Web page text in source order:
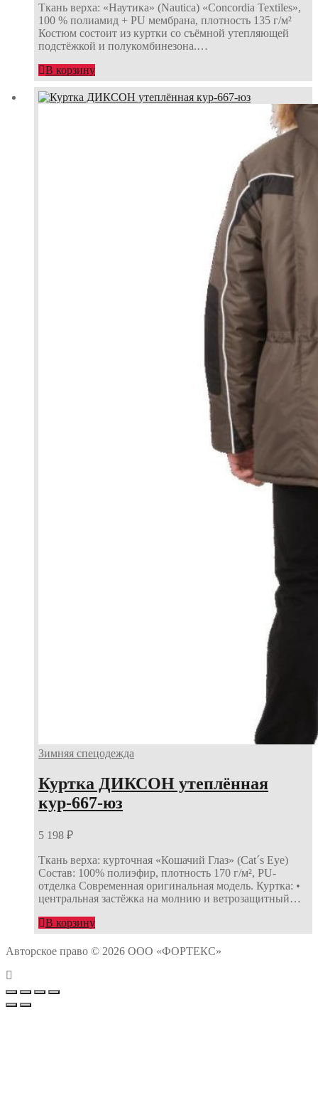
Ткань верха: «Наутика» (Nautica) «Concordia Textiles»,
100 % полиамид + PU мембрана, плотность 135 г/м²
Костюм состоит из куртки со съёмной утепляющей
подстёжкой и полукомбинезона.…
В корзину
Зимняя спецодежда
Куртка ДИКСОН утеплённая
кур-667-юз
5 198 ₽
Ткань верха: курточная «Кошачий Глаз» (Cat´s Eye)
Состав: 100% полиэфир, плотность 170 г/м², PU-
отделка Современная оригинальная модель. Куртка: •
центральная застёжка на молнию и ветрозащитный…
В корзину
Авторское право © 2026 ООО «ФОРТЕКС»